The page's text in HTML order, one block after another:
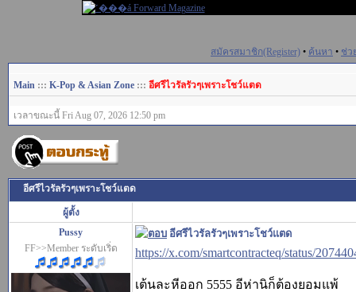
สมัครสมาชิก(Register) • ค้นหา • ช่ว
Main ::: K-Pop & Asian Zone ::: อีศรีไวรัลรัวๆเพราะโชว์แตด
เวลาขณะนี้ Fri Aug 07, 2026 12:50 pm
อีศรีไวรัลรัวๆเพราะโชว์แตด
ผู้ตั้ง
Pussy
FF>>Member ระดับเริ่ด
อีศรีไวรัลรัวๆเพราะโชว์แตด
https://x.com/smartcontracteq/status/
เต้นละหีออก 5555 อีห่านิก็ต้องยอมแพ้